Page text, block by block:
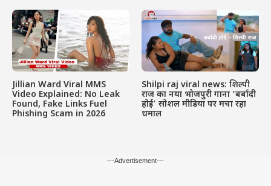
Jillian Ward Viral MMS
Video Explained: No Leak
Found, Fake Links Fuel
Phishing Scam in 2026
Shilpi raj viral news: शिल्पी
राज का नया भोजपुरी गाना ‘बर्बादी
होई’ सोशल मीडिया पर मचा रहा
धमाल
---Advertisement---